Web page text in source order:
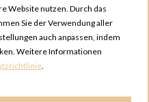
55,
Website nutzen. Durch das
Sie der Verwendung aller
auch anpassen, indem
Weitere Informationen
.